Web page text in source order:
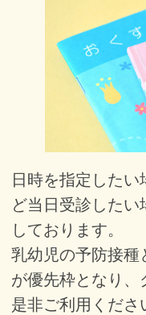
日時を指定した
ど当日受診した
しております。
乳幼児の予防接種
が優先枠となり、
是非ご利用くだ